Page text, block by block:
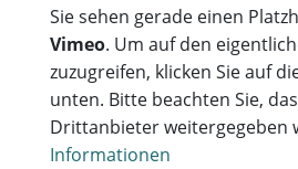
Sie sehen gerade einen
Vimeo. Um auf den
zuzugreifen, klicken Sie auf
unten. Bitte beachten Sie,
Drittanbieter weitergegeben
Informationen